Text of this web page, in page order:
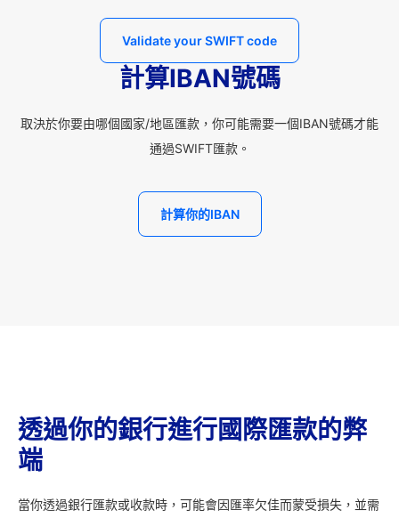
Validate your SWIFT code
計算IBAN號碼
取決於你要由哪個國家/地區匯款，你可能需要一個IBAN號碼才能
通過SWIFT匯款。
計算你的IBAN
透過你的銀行進行國際匯款的弊
端
當你透過銀行匯款或收款時，可能會因匯率欠佳而蒙受損失，並需